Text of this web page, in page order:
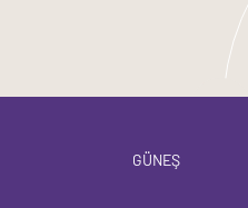
GÜNEŞ